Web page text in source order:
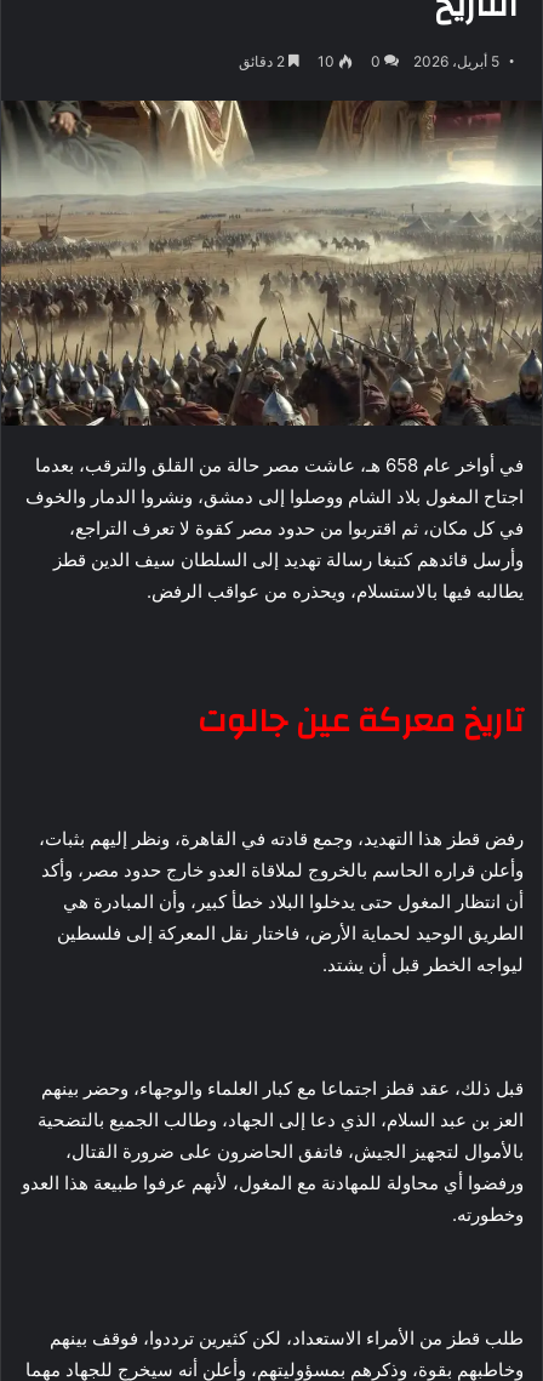
5 أبريل، 2026 0
10
في أواخر عام 658 هـ، عاشت مصر حالة من القلق والترقب، بعدما
اجتاح المغول بلاد الشام ووصلوا إلى دمشق، ونشروا الدمار والخوف
في كل مكان، ثم اقتربوا من حدود مصر كقوة لا تعرف التراجع،
وأرسل قائدهم كتبغا رسالة تهديد إلى السلطان سيف الدين قطز
يطالبه فيها بالاستسلام، ويحذره من عواقب الرفض.
تاريخ معركة عين جالوت
رفض قطز هذا التهديد، وجمع قادته في القاهرة، ونظر إليهم بثبات،
وأعلن قراره الحاسم بالخروج لملاقاة العدو خارج حدود مصر، وأكد
أن انتظار المغول حتى يدخلوا البلاد خطأ كبير، وأن المبادرة هي
الطريق الوحيد لحماية الأرض، فاختار نقل المعركة إلى فلسطين
ليواجه الخطر قبل أن يشتد.
قبل ذلك، عقد قطز اجتماعا مع كبار العلماء والوجهاء، وحضر بينهم
العز بن عبد السلام، الذي دعا إلى الجهاد، وطالب الجميع بالتضحية
بالأموال لتجهيز الجيش، فاتفق الحاضرون على ضرورة القتال،
ورفضوا أي محاولة للمهادنة مع المغول، لأنهم عرفوا طبيعة هذا العدو
وخطورته.
طلب قطز من الأمراء الاستعداد، لكن كثيرين ترددوا، فوقف بينهم
وخاطبهم بقوة، وذكرهم بمسؤوليتهم، وأعلن أنه سيخرج للجهاد مهما